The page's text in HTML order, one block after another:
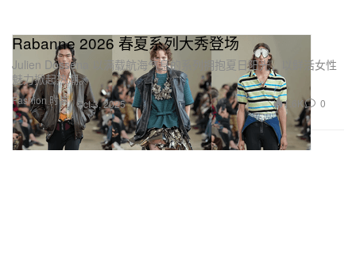
Fashion 时装
Rabanne 2026 春夏系列大秀登场
Julien Dossena 以满载航海气息的系列拥抱夏日阳光，以鲜活女性
魅力掀起热潮。
Oct 3, 2025 1.6K 0